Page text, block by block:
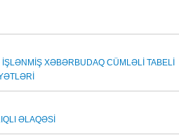
XƏBƏRBUDAQ CÜMLƏLİ TABELİ
ƏLAQƏSİ